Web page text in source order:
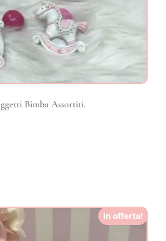
Bimba Assortiti.
In offerta!